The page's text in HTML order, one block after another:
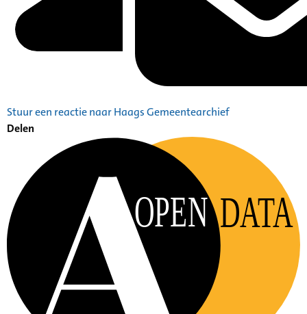
Stuur een reactie naar Haags Gemeentearchief
Delen
OPEN DATA